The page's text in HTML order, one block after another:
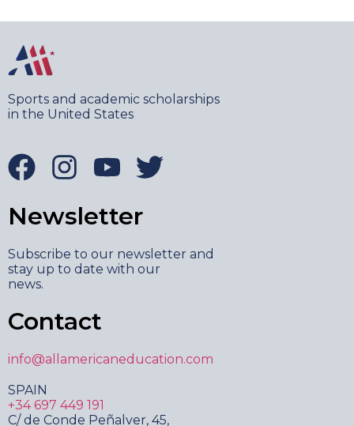
Sports and academic scholarships
in the United States
Newsletter
Subscribe to our newsletter and
stay up to date with our
news.
Contact
info@allamericaneducation.com
SPAIN
+34 697 449 191
C/ de Conde Peñalver, 45,